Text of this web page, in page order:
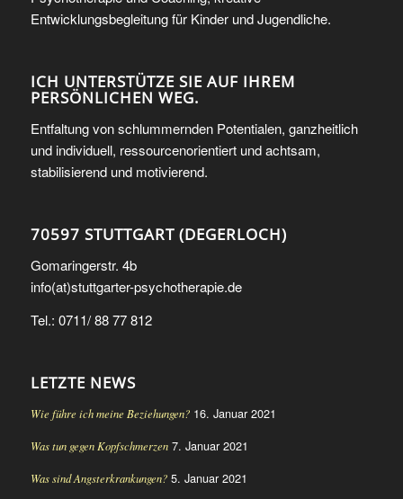
Entwicklungsbegleitung für Kinder und Jugendliche.
ICH UNTERSTÜTZE SIE AUF IHREM
PERSÖNLICHEN WEG.
Entfaltung von schlummernden Potentialen, ganzheitlich
und individuell, ressourcenorientiert und achtsam,
stabilisierend und motivierend.
70597 STUTTGART (DEGERLOCH)
Gomaringerstr. 4b
info(at)stuttgarter-psychotherapie.de
Tel.: 0711/ 88 77 812
LETZTE NEWS
Wie führe ich meine Beziehungen? 16. Januar 2021
Was tun gegen Kopfschmerzen 7. Januar 2021
Was sind Angsterkrankungen? 5. Januar 2021